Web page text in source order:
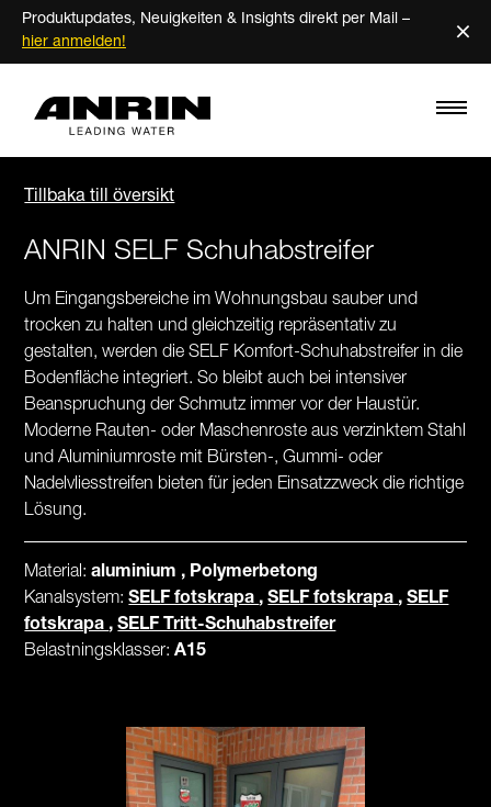
Produktupdates, Neuigkeiten & Insights direkt per Mail –
hier anmelden!
×
Tillbaka till översikt
ANRIN SELF Schuhabstreifer
Um Eingangsbereiche im Wohnungsbau sauber und
trocken zu halten und gleichzeitig repräsentativ zu
gestalten, werden die SELF Komfort-Schuhabstreifer in die
Bodenfläche integriert. So bleibt auch bei intensiver
Beanspruchung der Schmutz immer vor der Haustür.
Moderne Rauten- oder Maschenroste aus verzinktem Stahl
und Aluminiumroste mit Bürsten-, Gummi- oder
Nadelvliesstreifen bieten für jeden Einsatzzweck die richtige
Lösung.
Material:aluminium , Polymerbetong
Kanalsystem:SELF fotskrapa ,SELF fotskrapa ,SELF
fotskrapa ,SELF Tritt-Schuhabstreifer
Belastningsklasser:A15